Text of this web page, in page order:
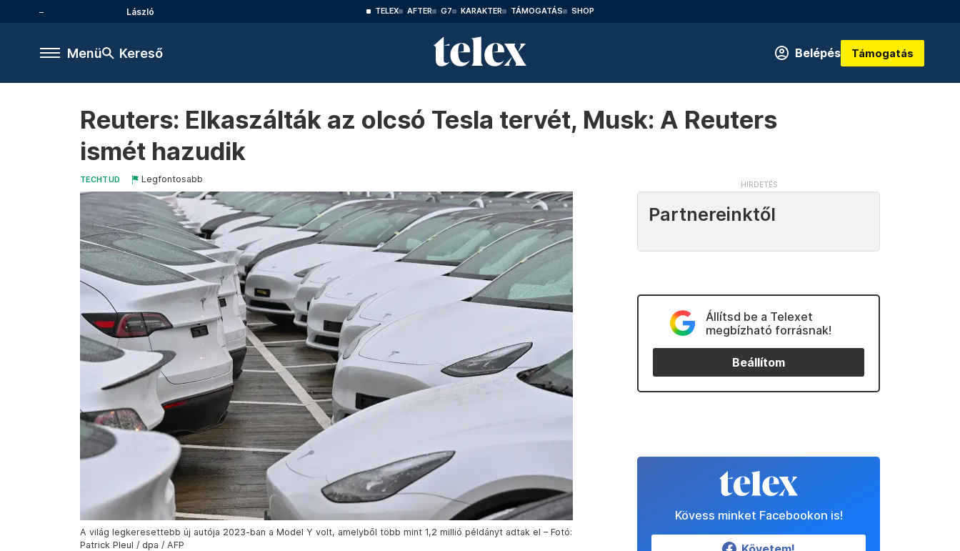
László TELEX AFTER G7 KARAKTER TÁMOGATÁS SHOP
Menü Kereső Belépés Támogatás
Reuters: Elkaszálták az olcsó Tesla tervét, Musk: A Reuters
ismét hazudik
TECHTUD Legfontosabb
A világ legkeresettebb új autója 2023-ban a Model Y volt, amelyből több mint 1,2 millió példányt adtak el – Fotó:
Patrick Pleul / dpa / AFP
Partnereinktől
Állítsd be a Telexet
megbízható forrásnak!
Beállítom
Kövess minket Facebookon is!